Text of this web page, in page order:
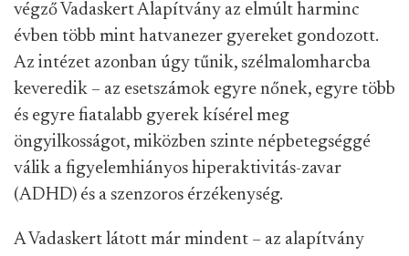
végző Vadaskert Alapítvány az elmúlt harminc
évben több mint hatvanezer gyereket gondozott.
Az intézet azonban úgy tűnik, szélmalomharcba
keveredik – az esetszámok egyre nőnek, egyre több
és egyre fiatalabb gyerek kísérel meg
öngyilkosságot, miközben szinte népbetegséggé
válik a figyelemhiányos hiperaktivitás-zavar
(ADHD) és a szenzoros érzékenység.
A Vadaskert látott már mindent – az alapítvány